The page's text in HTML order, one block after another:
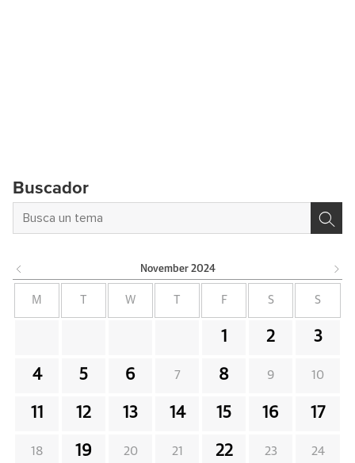
Buscador
November 2024
M W F S S
1 2 3
4 5 6 7 8 9 10
11 12 13 14 15 16 17
18 19 20 21 22 23 24